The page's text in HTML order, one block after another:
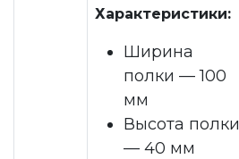
Характеристики:
Ширина
полки — 100
мм
Высота полки
— 40 мм